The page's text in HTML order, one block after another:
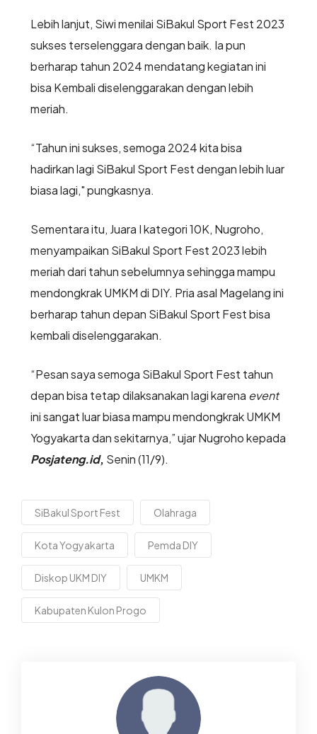
Lebih lanjut, Siwi menilai SiBakul Sport Fest 2023
sukses terselenggara dengan baik. Ia pun
berharap tahun 2024 mendatang kegiatan ini
bisa Kembali diselenggarakan dengan lebih
meriah.
“Tahun ini sukses, semoga 2024 kita bisa
hadirkan lagi SiBakul Sport Fest dengan lebih luar
biasa lagi," pungkasnya.
Sementara itu, Juara I kategori 10K, Nugroho,
menyampaikan SiBakul Sport Fest 2023 lebih
meriah dari tahun sebelumnya sehingga mampu
mendongkrak UMKM di DIY. Pria asal Magelang ini
berharap tahun depan SiBakul Sport Fest bisa
kembali diselenggarakan.
“Pesan saya semoga SiBakul Sport Fest tahun
depan bisa tetap dilaksanakan lagi karena event
ini sangat luar biasa mampu mendongkrak UMKM
Yogyakarta dan sekitarnya,” ujar Nugroho kepada
Posjateng.id, Senin (11/9).
SiBakul Sport Fest Olahraga
Kota Yogyakarta Pemda DIY
Diskop UKM DIY UMKM
Kabupaten Kulon Progo